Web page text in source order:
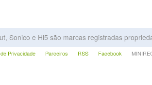
Sonico e Hi5 são marcas registradas
Privacidade Parceiros RSS Facebook